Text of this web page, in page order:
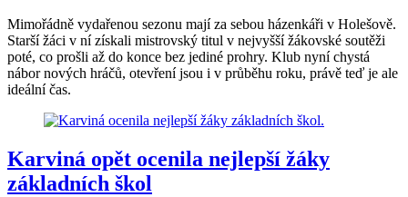
Mimořádně vydařenou sezonu mají za sebou házenkáři v Holešově.
Starší žáci v ní získali mistrovský titul v nejvyšší žákovské soutěži
poté, co prošli až do konce bez jediné prohry. Klub nyní chystá
nábor nových hráčů, otevření jsou i v průběhu roku, právě teď je ale
ideální čas.
Karviná opět ocenila nejlepší žáky
základních škol